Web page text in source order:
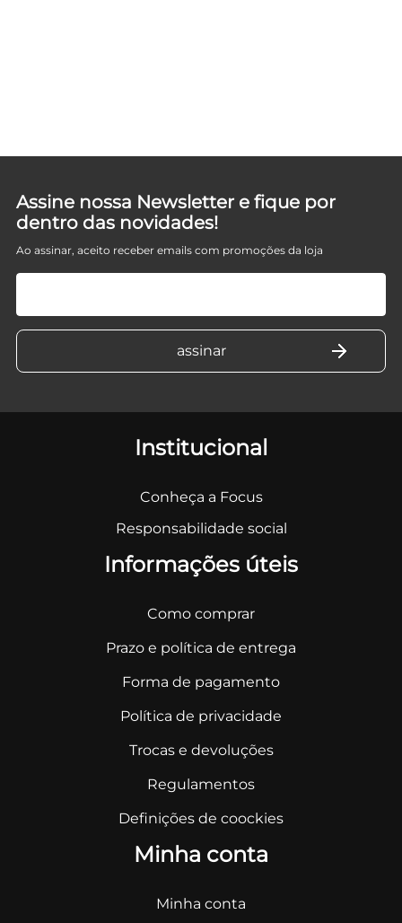
Assine nossa Newsletter e fique por
dentro das novidades!
Ao assinar, aceito receber emails com promoções da loja
Institucional
Conheça a Focus
Responsabilidade social
Informações úteis
Como comprar
Prazo e política de entrega
Forma de pagamento
Política de privacidade
Trocas e devoluções
Regulamentos
Definições de coockies
Minha conta
Minha conta